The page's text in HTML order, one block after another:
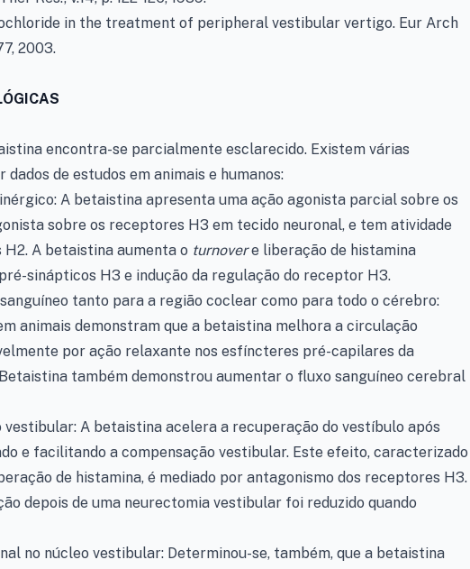
in the treatment of peripheral vestibular vertigo. Eur Arch
2003.
encontra-se parcialmente esclarecido. Existem várias
de estudos em animais e humanos:
A betaistina apresenta uma ação agonista parcial sobre os
sobre os receptores H3 em tecido neuronal, e tem atividade
A betaistina aumenta o turnovere liberação de histamina
sinápticos H3 e indução da regulação do receptor H3.
tanto para a região coclear como para todo o cérebro:
animais demonstram que a betaistina melhora a circulação
por ação relaxante nos esfíncteres pré-capilares da
também demonstrou aumentar o fluxo sanguíneo cerebral
A betaistina acelera a recuperação do vestíbulo após
e facilitando a compensação vestibular. Este efeito, caracterizado
de histamina, é mediado por antagonismo dos receptores H3.
depois de uma neurectomia vestibular foi reduzido quando
no núcleo vestibular: Determinou-se, também, que a betaistina